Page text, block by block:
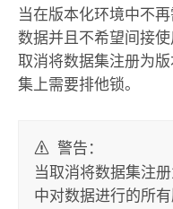
当在版本化环境中不
数据并且不希望间接
取消将数据集注册为
集上需要排他锁。
警告：
当取消将数据集注
中对数据进行的所